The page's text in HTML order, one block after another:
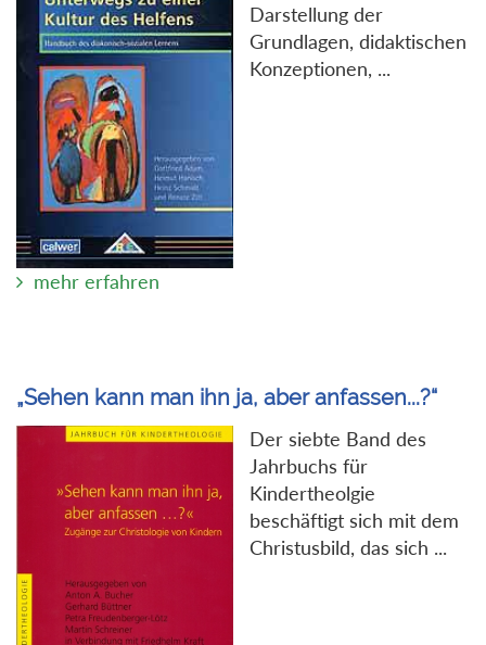
Darstellung der
Grundlagen, didaktischen
Konzeptionen, ...
mehr erfahren
„Sehen kann man ihn ja, aber anfassen...?“
Der siebte Band des
Jahrbuchs für
Kindertheolgie
beschäftigt sich mit dem
Christusbild, das sich ...